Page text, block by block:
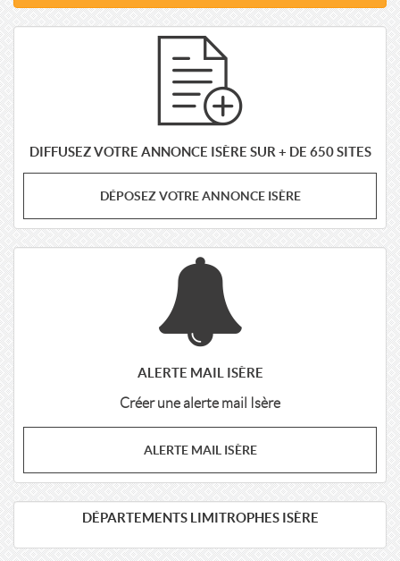
DIFFUSEZ VOTRE ANNONCE ISÈRE SUR + DE 650 SITES
DÉPOSEZ VOTRE ANNONCE ISÈRE
ALERTE MAIL ISÈRE
Créer une alerte mail Isère
ALERTE MAIL ISÈRE
DÉPARTEMENTS LIMITROPHES ISÈRE